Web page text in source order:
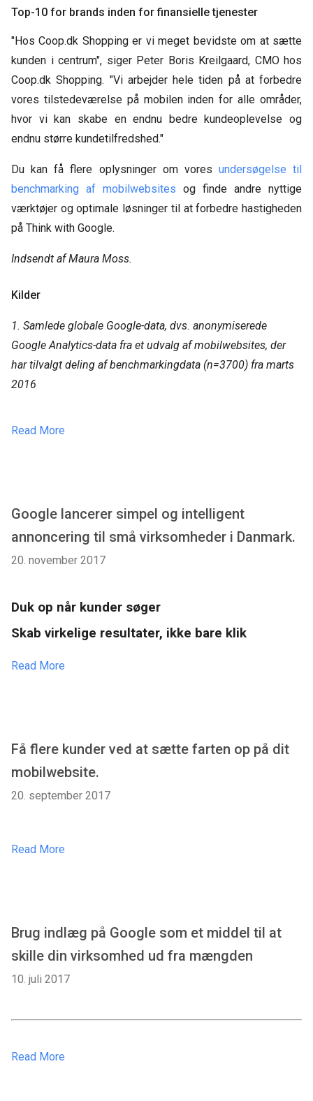
Top-10 for brands inden for finansielle tjenester
"Hos Coop.dk Shopping er vi meget bevidste om at sætte
kunden i centrum", siger Peter Boris Kreilgaard, CMO hos
Coop.dk Shopping. "Vi arbejder hele tiden på at forbedre
vores tilstedeværelse på mobilen inden for alle områder,
hvor vi kan skabe en endnu bedre kundeoplevelse og
endnu større kundetilfredshed."
Du kan få flere oplysninger om vores undersøgelse til
benchmarking af mobilwebsites og finde andre nyttige
værktøjer og optimale løsninger til at forbedre hastigheden
på Think with Google.
Indsendt af Maura Moss.
Kilder
1. Samlede globale Google-data, dvs. anonymiserede
Google Analytics-data fra et udvalg af mobilwebsites, der
har tilvalgt deling af benchmarkingdata (n=3700) fra marts
2016
Read More
Google lancerer simpel og intelligent
annoncering til små virksomheder i Danmark.
20. november 2017
Duk op når kunder søger
Skab virkelige resultater, ikke bare klik
Read More
Få flere kunder ved at sætte farten op på dit
mobilwebsite.
20. september 2017
Read More
Brug indlæg på Google som et middel til at
skille din virksomhed ud fra mængden
10. juli 2017
Read More